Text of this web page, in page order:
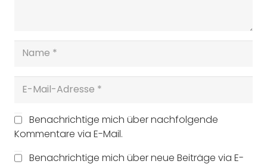
Benachrichtige mich über nachfolgende
Kommentare via E-Mail.
Benachrichtige mich über neue Beiträge via E-